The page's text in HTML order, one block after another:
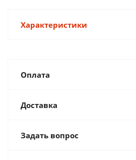
Характеристики
Оплата
Доставка
Задать вопрос